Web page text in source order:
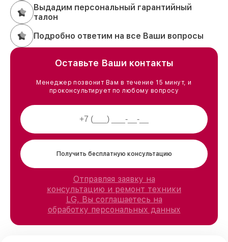
Выдадим персональный гарантийный
талон
Подробно ответим на все Ваши вопросы
Оставьте Ваши контакты
Менеджер позвонит Вам в течение 15 минут, и
проконсультирует по любому вопросу
Получить бесплатную консультацию
Отправляя заявку на
консультацию и ремонт техники
LG, Вы соглашаетесь на
обработку персональных данных